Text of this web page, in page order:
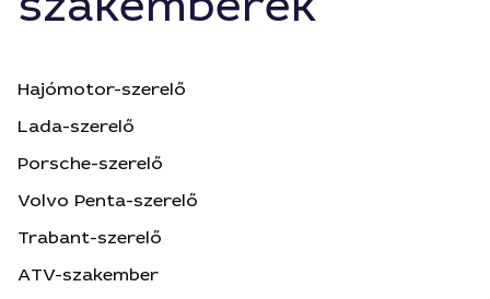
Hajómotor-szerelő
Lada-szerelő
Porsche-szerelő
Volvo Penta-szerelő
Trabant-szerelő
ATV-szakember